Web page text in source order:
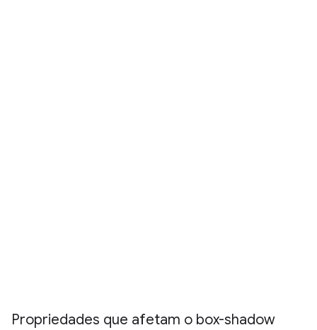
Propriedades que afetam o box-shadow